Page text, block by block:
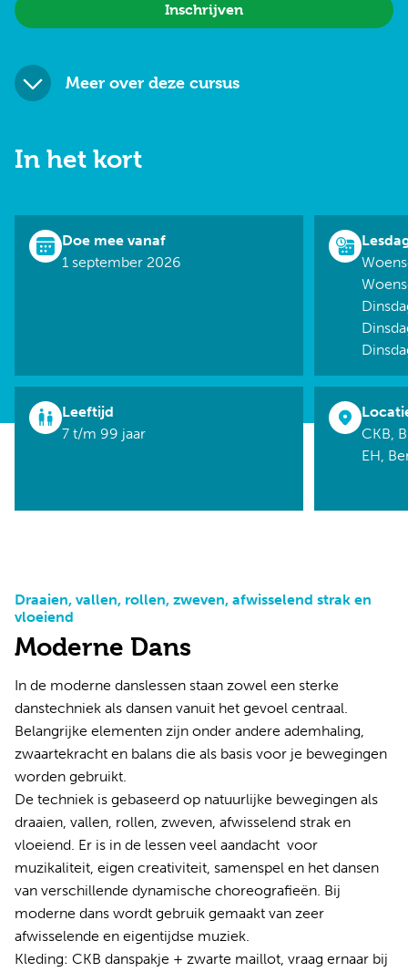
Inschrijven
Meer over deze cursus
In het kort
Doe mee vanaf
1 september 2026
Leeftijd
7 t/m 99 jaar
CKB,
EH,
Draaien, vallen, rollen, zweven, afwisselend strak en
vloeiend
Moderne Dans
In de moderne danslessen staan zowel een sterke
danstechniek als dansen vanuit het gevoel centraal.
Belangrijke elementen zijn onder andere ademhaling,
zwaartekracht en balans die als basis voor je bewegingen
worden gebruikt.
De techniek is gebaseerd op natuurlijke bewegingen als
draaien, vallen, rollen, zweven, afwisselend strak en
vloeiend. Er is in de lessen veel aandacht voor
muzikaliteit, eigen creativiteit, samenspel en het dansen
van verschillende dynamische choreografieën. Bij
moderne dans wordt gebruik gemaakt van zeer
afwisselende en eigentijdse muziek.
Kleding: CKB danspakje + zwarte maillot, vraag ernaar bij